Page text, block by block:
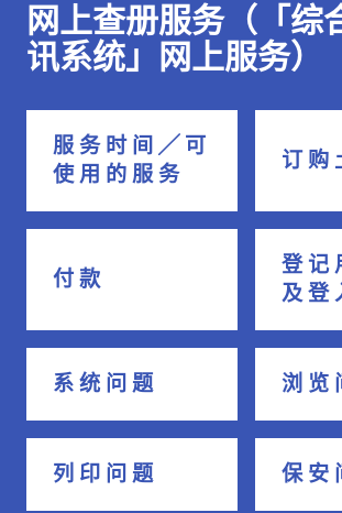
网上查册服务（「综
讯系统」网上服务）
服 务 时 间 ╱ 可
使 用 的 服 务
订 购
付 款
登 记
及 登
系 统 问 题 浏 览
列 印 问 题 保 安